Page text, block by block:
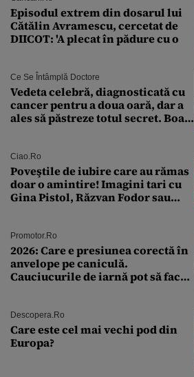
Episodul extrem din dosarul lui
Cătălin Avramescu, cercetat de
DIICOT: 'A plecat în pădure cu o
Ce Se Întâmplă Doctore
Vedeta celebră, diagnosticată cu
cancer pentru a doua oară, dar a
ales să păstreze totul secret. Boala
Ciao.ro
Poveştile de iubire care au rămas
doar o amintire! Imagini tari cu
Gina Pistol, Răzvan Fodor sau
Promotor.ro
2026: Care e presiunea corectă în
anvelope pe caniculă.
Cauciucurile de iarnă pot să facă
Descopera.ro
Care este cel mai vechi pod din
Europa?